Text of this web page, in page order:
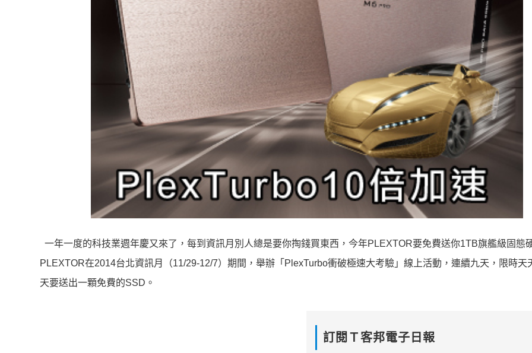
一年一度的科技業週年慶又來了，每到資訊月別人總是要你掏錢買東西，今年PLEXTOR要免費送你1TB旗艦級固態
PLEXTOR在2014台北資訊月（11/29-12/7）期間，舉辦「PlexTurbo衝破極速大考驗」線上活動，連續九天，限時天
天要送出一顆免費的SSD。
訂閱Ｔ客邦電子日報